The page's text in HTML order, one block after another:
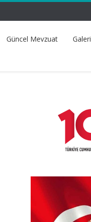
Güncel Mevzuat Galeri